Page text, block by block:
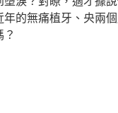
的無痛植牙、央